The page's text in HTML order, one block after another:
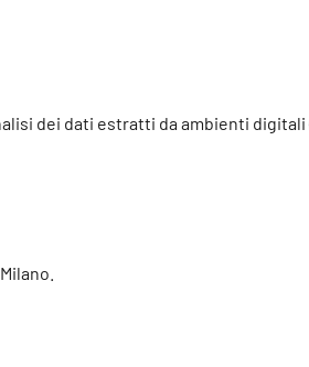
dei dati estratti da ambienti